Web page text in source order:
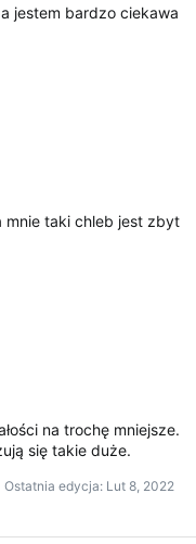
jestem bardzo ciekawa
mnie taki chleb jest zbyt
na trochę mniejsze.
się takie duże.
Ostatnia edycja: Lut 8, 2022